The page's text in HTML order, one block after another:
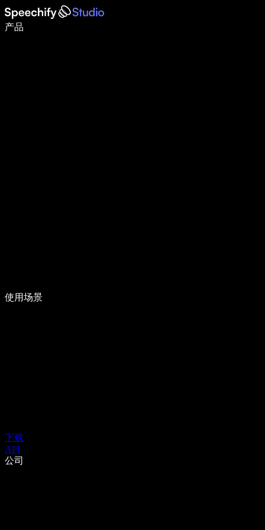
产品
语音输入，让你写作速度快 5 倍
使用场景
下载
API
公司